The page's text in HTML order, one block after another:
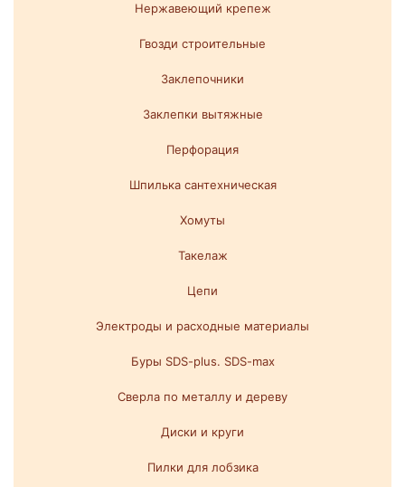
Нержавеющий крепеж
Гвозди строительные
Заклепочники
Заклепки вытяжные
Перфорация
Шпилька сантехническая
Хомуты
Такелаж
Цепи
Электроды и расходные материалы
Буры SDS-plus. SDS-max
Сверла по металлу и дереву
Диски и круги
Пилки для лобзика